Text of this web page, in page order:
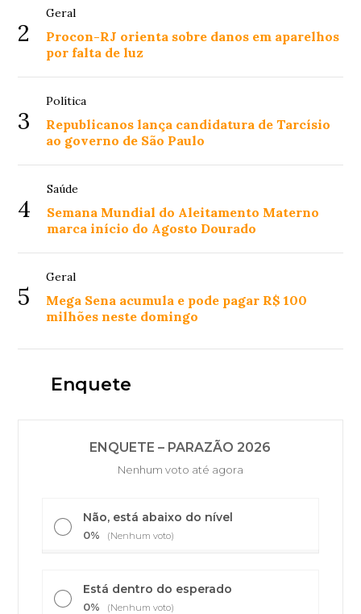
2
Geral
Procon-RJ orienta sobre danos em aparelhos
por falta de luz
3
Política
Republicanos lança candidatura de Tarcísio
ao governo de São Paulo
4
Saúde
Semana Mundial do Aleitamento Materno
marca início do Agosto Dourado
5
Geral
Mega Sena acumula e pode pagar R$ 100
milhões neste domingo
Enquete
ENQUETE – PARAZÃO 2026
Nenhum voto até agora
Não, está abaixo do nível
0% (Nenhum voto)
Está dentro do esperado
0% (Nenhum voto)